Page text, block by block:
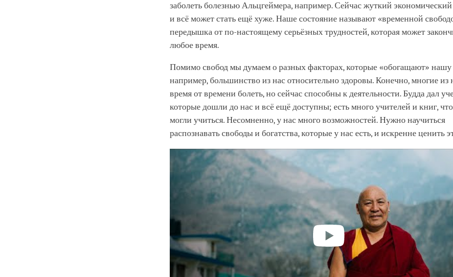
заболеть болезнью Альцгеймера, например. Сейчас жуткий экономический
и всё может стать ещё хуже. Наше состояние называют «временной
передышка от по-настоящему серьёзных трудностей, которая может
любое время.
Помимо свобод мы думаем о разных факторах, которые «обогащают»
например, большинство из нас относительно здоровы. Конечно, многие из
время от времени болеть, но сейчас способны к деятельности. Будда дал
которые дошли до нас и всё ещё доступны; есть много учителей и книг,
могли учиться. Несомненно, у нас много возможностей. Нужно научиться
распознавать свободы и богатства, которые у нас есть, и искренне ценить